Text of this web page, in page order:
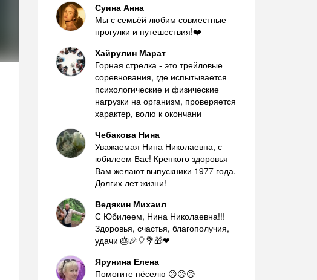
Суина Анна
Мы с семьёй любим совместные
прогулки и путешествия!❤️
Хайрулин Марат
Горная стрелка - это трейловые
соревнования, где испытывается
психологические и физические
нагрузки на организм, проверяется
характер, волю к окончани
Чебакова Нина
Уважаемая Нина Николаевна, с
юбилеем Вас! Крепкого здоровья
Вам желают выпускники 1977 года.
Долгих лет жизни!
Ведякин Михаил
С Юбилеем, Нина Николаевна!!!
Здоровья, счастья, благополучия,
удачи 🎂🎉🎈💐🎁❤
Ярунина Елена
Помогите пёселю 😥😥😥